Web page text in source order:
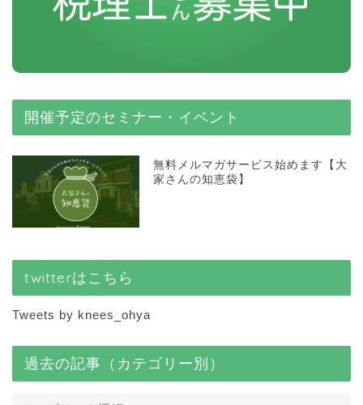
開催予定のセミナー・イベント
無料メルマガサービス始めます【大
家さんの知恵袋】
twitterはこちら
Tweets by knees_ohya
過去の記事（カテゴリー別）